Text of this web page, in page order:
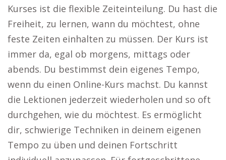
Kurses ist die flexible Zeiteinteilung. Du hast die
Freiheit, zu lernen, wann du möchtest, ohne
feste Zeiten einhalten zu müssen. Der Kurs ist
immer da, egal ob morgens, mittags oder
abends. Du bestimmst dein eigenes Tempo,
wenn du einen Online-Kurs machst. Du kannst
die Lektionen jederzeit wiederholen und so oft
durchgehen, wie du möchtest. Es ermöglicht
dir, schwierige Techniken in deinem eigenen
Tempo zu üben und deinen Fortschritt